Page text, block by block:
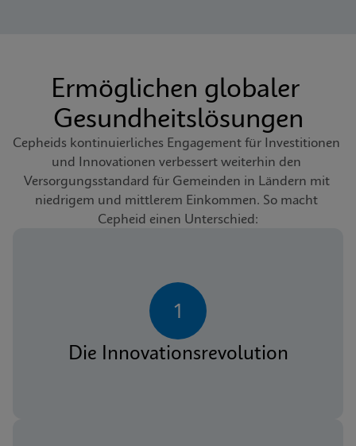
Ermöglichen globaler
Gesundheitslösungen
Cepheids kontinuierliches Engagement für Investitionen
und Innovationen verbessert weiterhin den
Versorgungsstandard für Gemeinden in Ländern mit
niedrigem und mittlerem Einkommen. So macht
Cepheid einen Unterschied:
1
Die Innovationsrevolution